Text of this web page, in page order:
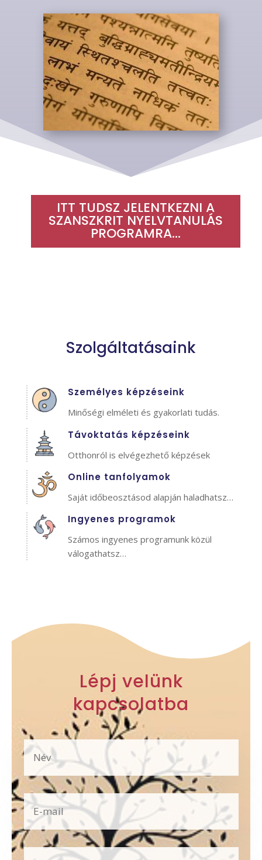
ITT TUDSZ JELENTKEZNI A
SZANSZKRIT NYELVTANULÁS
PROGRAMRA…
Szolgáltatásaink
Személyes képzéseink
Minőségi elméleti és gyakorlati tudás.
Távoktatás képzéseink
Otthonról is elvégezhető képzések
Online tanfolyamok
Saját időbeosztásod alapján haladhatsz…
Ingyenes programok
Számos ingyenes programunk közül
válogathatsz…
Lépj velünk
kapcsolatba